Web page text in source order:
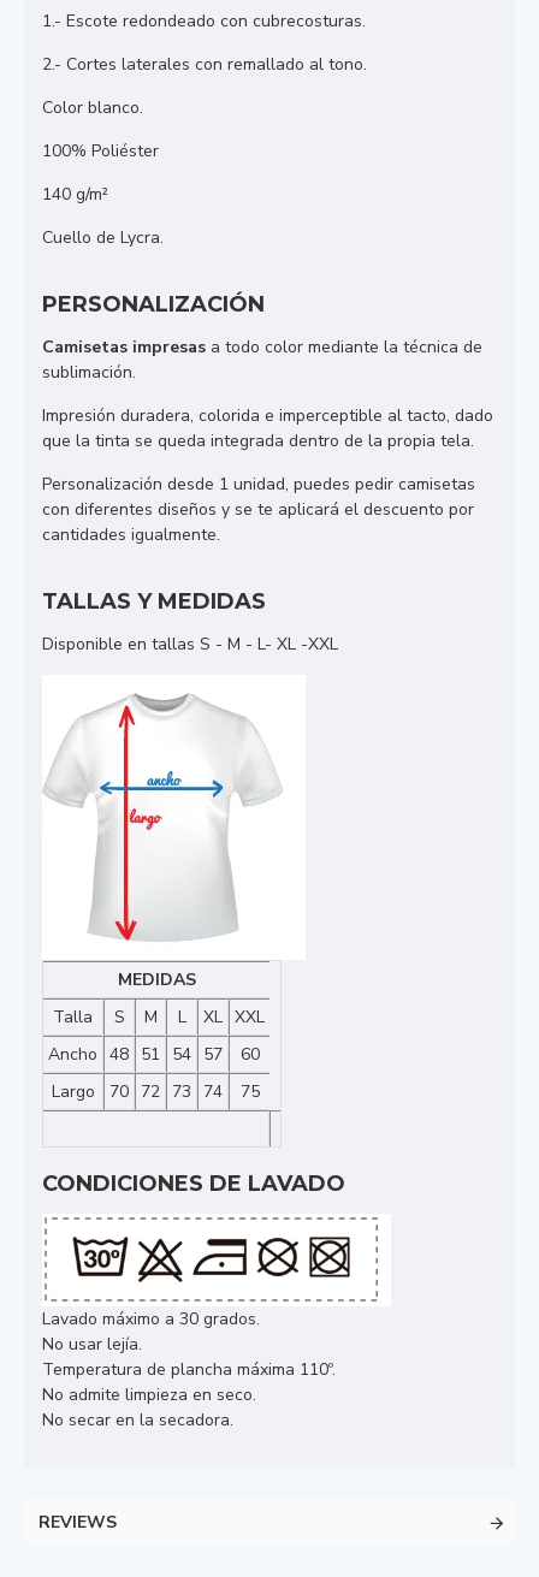
1.- Escote redondeado con cubrecosturas.
2.- Cortes laterales con remallado al tono.
Color blanco.
100% Poliéster
140 g/m²
Cuello de Lycra.
PERSONALIZACIÓN
Camisetas impresas a todo color mediante la técnica de
sublimación.
Impresión duradera, colorida e imperceptible al tacto, dado
que la tinta se queda integrada dentro de la propia tela.
Personalización desde 1 unidad, puedes pedir camisetas
con diferentes diseños y se te aplicará el descuento por
cantidades igualmente.
TALLAS Y MEDIDAS
Disponible en tallas S - M - L- XL -XXL
MEDIDAS
Talla
S M L XL XXL
Ancho 48 51 54 57
60
Largo
70 72 73 74 75
CONDICIONES DE LAVADO
Lavado máximo a 30 grados.
No usar lejía.
Temperatura de plancha máxima 110º.
No admite limpieza en seco.
No secar en la secadora.
REVIEWS